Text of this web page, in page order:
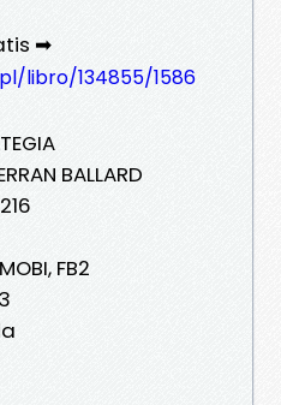
➡
libro/134855/1586
BALLARD
FB2